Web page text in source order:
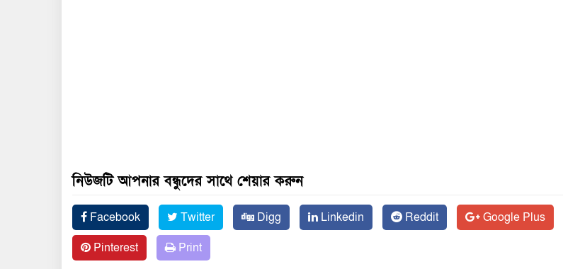
নিউজটি আপনার বন্ধুদের সাথে শেয়ার করুন
Facebook Twitter Digg Linkedin Reddit
Google Plus
Pinterest
Print